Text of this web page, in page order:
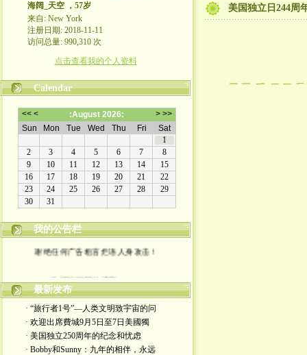
海阔_天空 ，57岁
来自: New York
注册日期: 2018-11-11
访问总量: 990,310 次
点击查看我的个人资料
Calendar
我的公告栏
谢绝任何广告粗言烂语人身攻击！
欢迎访问我的博客。。。
最新发布
· “旅行者1号”—人类文明致宇宙的问
· 欢迎出席費城9月5日至7日美國獨
· 美国独立250周年的纪念和忧虑
· Bobby和Sunny：九年的相伴，永远
美国独立日244周